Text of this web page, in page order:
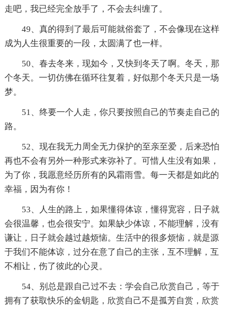
走吧，我已经完全放手了，不会去纠缠了。
49、真的得到了最后可能就俗套了，不会像现在这样
成为人生很重要的一段，太圆满了也一样。
50、春去冬来，现如今，又快到冬天了啊。冬天，那
个冬天。一切仿佛在循环往复着，好似那个冬天只是一场
梦。
51、终要一个人走，你只要按照自己的节奏走自己的
路。
52、现在我无力周全无力保护的至亲至爱，后来恐怕
再也不会有另外一种形式来弥补了。可惜人生没有如果，
为了你，我愿意经历所有的风霜雨雪。每一天都是如此的
幸福，因为有你！
53、人生的路上，如果懂得体谅，懂得宽容，日子就
会很温馨，也会很安宁。如果缺少体谅，不能理解，没有
谦让，日子就会越过越烦恼。生活中的很多烦恼，就是源
于我们不能体谅，过分在意了自己的主张，互不理解，互
不相让，伤了彼此的心灵。
54、别总是跟自己过不去：学会自己欣赏自己，等于
拥有了获取快乐的金钥匙，欣赏自己不是孤芳自赏，欣赏